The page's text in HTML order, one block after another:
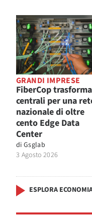
GRANDI IMPRESE
FiberCop
centrali per una
nazionale di oltre
cento Edge Data
Center
di Gsglab
3 Agosto 2026
ESPLORA